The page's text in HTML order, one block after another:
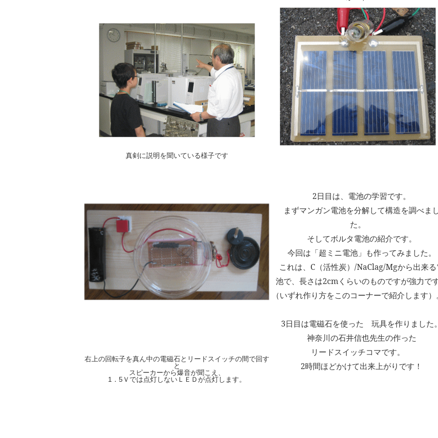
真剣に説明を聞いている様子です
2日目は、電池の学習です。
まずマンガン電池を分解して構造を調べま
た。
そしてボルタ電池の紹介です。
今回は「超ミニ電池」も作ってみました。
これは、C（活性炭）/NaClag/Mgから出来る
池で、長さは2cmくらいのものですが強力で
（いずれ作り方をこのコーナーで紹介します）
3日目は電磁石を使った 玩具を作りました
神奈川の石井信也先生の作った
リードスイッチコマです。
2時間ほどかけて出来上がりです！
右上の回転子を真ん中の電磁石とリードスイッチの間で回す
と
スピーカーから爆音が聞こえ、
1．5Ｖでは点灯しないＬＥＤが点灯します。